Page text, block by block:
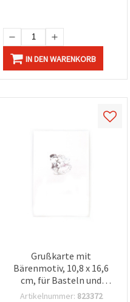
IN DEN WARENKORB
Grußkarte mit
Bärenmotiv, 10,8 x 16,6
cm, für Basteln und
Scrapbooking
Artikelnummer: 823372